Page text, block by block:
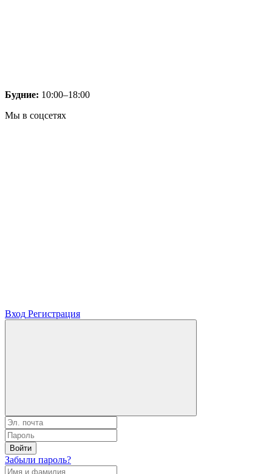
Будние: 10:00–18:00
Мы в соцсетях
Вход Регистрация
Войти
Забыли пароль?